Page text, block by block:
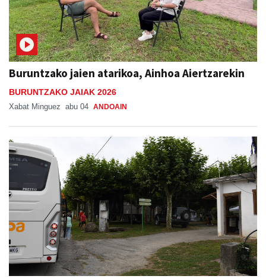
Buruntzako jaien atarikoa, Ainhoa Aiertzarekin
BURUNTZAKO JAIAK 2026
Xabat Minguez abu 04 ANDOAIN